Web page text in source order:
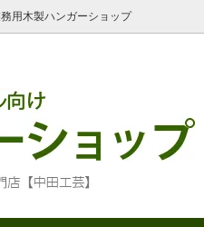
用木製ハンガーショップ
ショッピン
ーム 領収書・お